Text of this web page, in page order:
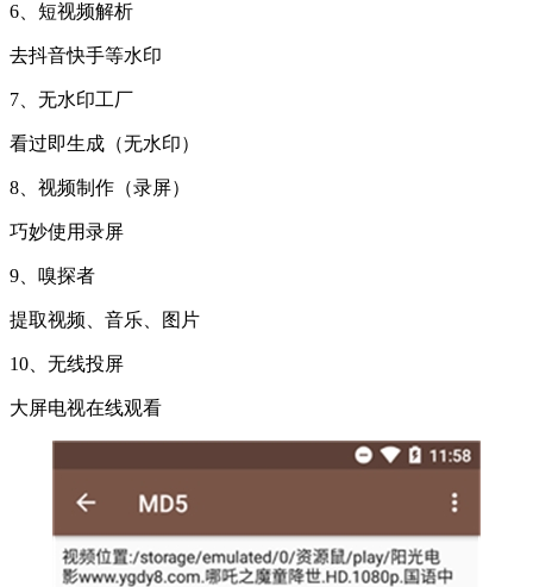
6、短视频解析
去抖音快手等水印
7、无水印工厂
看过即生成（无水印）
8、视频制作（录屏）
巧妙使用录屏
9、嗅探者
提取视频、音乐、图片
10、无线投屏
大屏电视在线观看